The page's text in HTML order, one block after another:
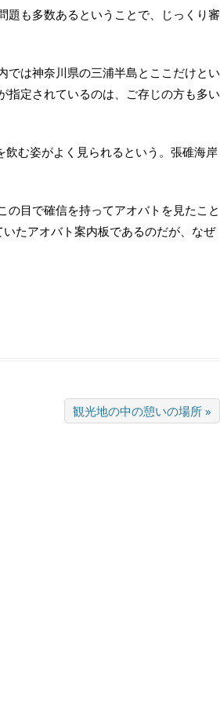
も多数あるということで、じっくり審
は神奈川県の三浦半島とここだけとい
指定されているのは、ご存じの方も多い
む姿がよく見られるという。張碓海岸
目で確信を持ってアオバトを見たこと
たアオバト案内板であるのだが、なぜ
観光地の中の憩いの場所 »